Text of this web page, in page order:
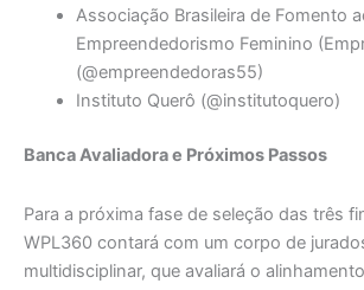
Associação Brasileira de Fomento
Empreendedorismo Feminino
(@empreendedoras55)
Instituto Querô (@institutoquero)
Banca Avaliadora e Próximos Passos
Para a próxima fase de seleção das três
WPL360 contará com um corpo de
multidisciplinar, que avaliará o